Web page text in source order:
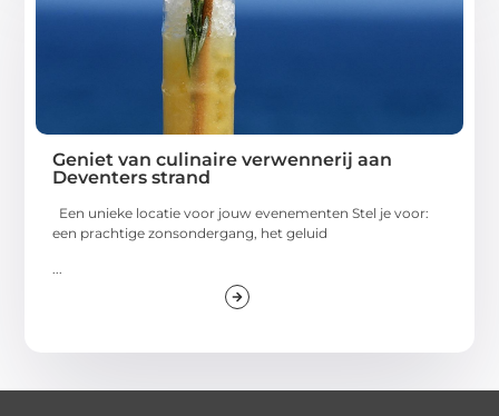
Geniet van culinaire verwennerij aan
Deventers strand
Een unieke locatie voor jouw evenementen Stel je voor:
een prachtige zonsondergang, het geluid